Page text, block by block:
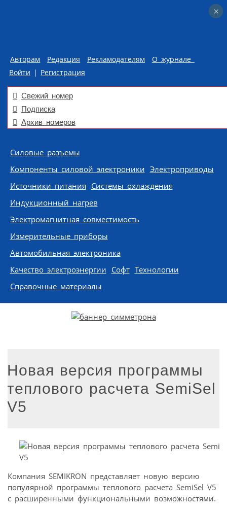
Авторам Редакция Рекламодателям
О журнале
Войти | Регистрация
Свежий номер
Подписка
Архив номеров
Skip to content
Силовые разъемы
Компоненты силовой электроники Электроприводы
Источники питания Системы охлаждения
Индукционный нагрев
Электромагнитная совместимость
Измерительные приборы
Автомобильная электроника
Качество электроэнергии Софт Технологии
Справочные материалы
Новая версия программы
теплового расчета SemiSel
V5
Компания SEMIKRON представляет новую версию
популярной программы теплового расчета SemiSel V5
с расширенными функциональными возможностями.
×
×